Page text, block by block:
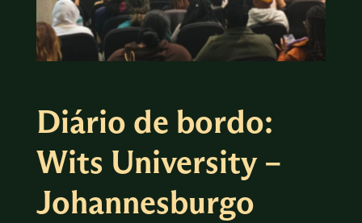
Diário de bordo:
Wits University –
Johannesburgo